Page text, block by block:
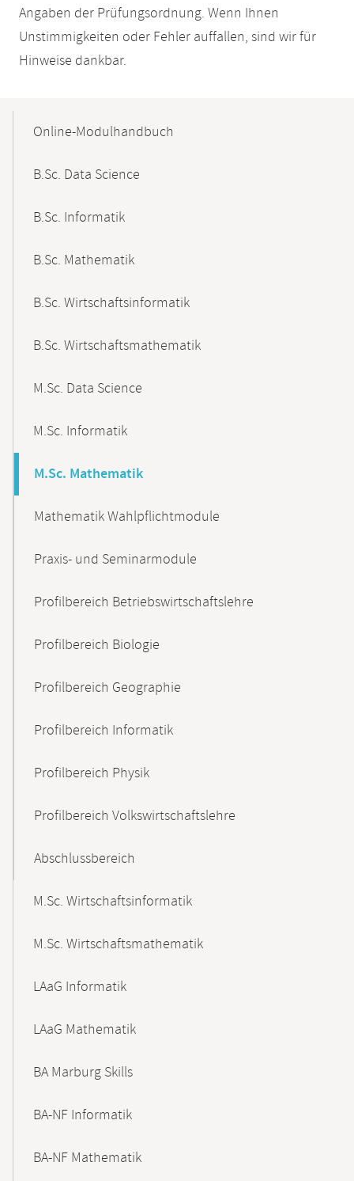
Angaben der Prüfungsordnung. Wenn Ihnen
Unstimmigkeiten oder Fehler auffallen, sind wir für
Hinweise dankbar.
NavigationOnline-Modulhandbuch
B.Sc. Data Science
B.Sc. Informatik
B.Sc. Mathematik
B.Sc. Wirtschaftsinformatik
B.Sc. Wirtschaftsmathematik
M.Sc. Data Science
M.Sc. Informatik
M.Sc. Mathematik
Mathematik Wahlpflichtmodule
Praxis- und Seminarmodule
Profilbereich Betriebswirtschaftslehre
Profilbereich Biologie
Profilbereich Geographie
Profilbereich Informatik
Profilbereich Physik
Profilbereich Volkswirtschaftslehre
Abschlussbereich
M.Sc. Wirtschaftsinformatik
M.Sc. Wirtschaftsmathematik
LAaG Informatik
LAaG Mathematik
BA Marburg Skills
BA-NF Informatik
BA-NF Mathematik